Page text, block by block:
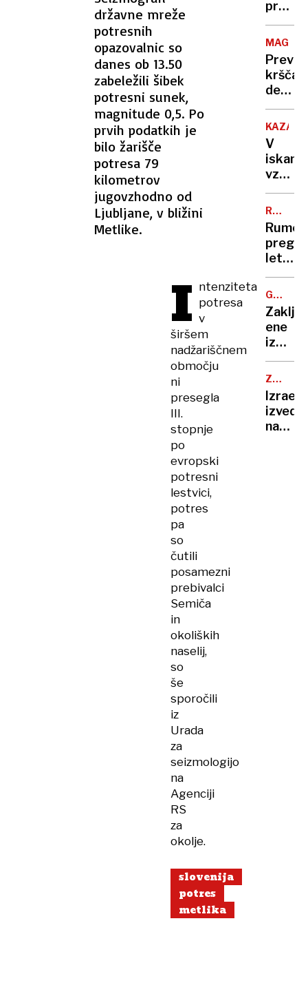
državne mreže
potresnih
opazovalnic so
danes ob 13.50
zabeležili šibek
potresni sunek,
magnitude 0,5. Po
prvih podatkih je
bilo žarišče
potresa 79
kilometrov
jugovzhodno od
Ljubljane, v bližini
Metlike.
I ntenziteta
potresa
v
širšem
nadžariščnem
območju
ni
presegla
III.
stopnje
po
evropski
potresni
lestvici,
potres
pa
so
čutili
posamezni
prebivalci
Semiča
in
okoliških
naselij,
so
še
sporočili
iz
Urada
za
seizmologijo
na
Agenciji
RS
za
okolje.
slovenija
potres
metlika
arhiva
proti
bodo
tehtali
starši
AfD
pa z
vsemi
topovi
V
iskanju
vzroka
za
letala
prst
uperili
v
rusko
zračno
RUMENE
NOVICE
leta:
Nataša
Pirc
Musar
je
pela,
Robert
Golob
uplenil
GORSKO
ene
izmed
akcij,
našli
ZRAČNI
NAPAD
Izrael
izvedel
napad